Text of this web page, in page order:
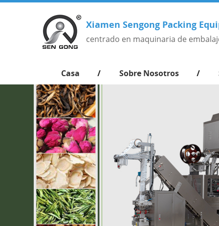
Xiamen Sengong Packing
centrado en maquinaria de
Casa Sobre Nosotros